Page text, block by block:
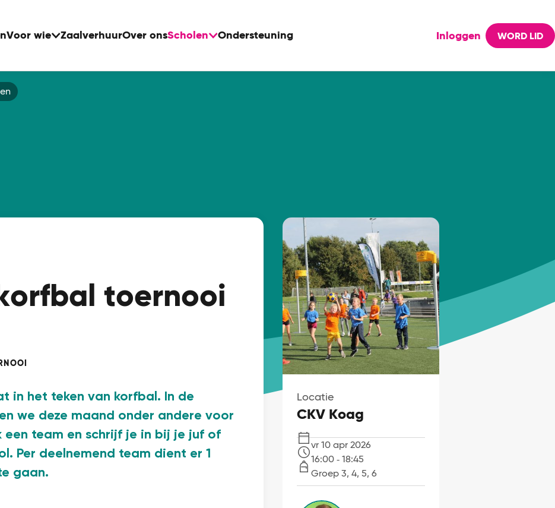
Voor wie ZaalverhuurOver onsScholen Ondersteuning Inloggen WORD LID
toernooi
in het teken van korfbal. In de
we deze maand onder andere voor
een team en schrijf je in bij je juf of
Per deelnemend team dient er 1
gaan.
Locatie
CKV Koag
Datum
vr 10 apr 2026
Tijd16:00 ‐ 18:45
Groep 3, 4, 5, 6